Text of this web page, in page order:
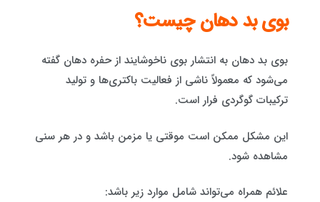
بوی بد دهان چیست؟
بوی بد دهان به انتشار بوی ناخوشایند از حفره دهان گفته
می‌شود که معمولاً ناشی از فعالیت باکتری‌ها و تولید
ترکیبات گوگردی فرار است.
این مشکل ممکن است موقتی یا مزمن باشد و در هر سنی
مشاهده شود.
علائم همراه می‌تواند شامل موارد زیر باشد: